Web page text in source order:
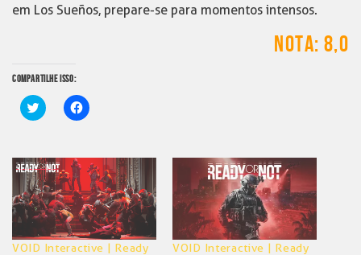
em Los Sueños, prepare-se para momentos intensos.
NOTA: 8,0
COMPARTILHE ISSO:
Clique
para
em
nova
janela)
Clique
para
em
nova
janela)
VOID Interactive | Ready
VOID Interactive | Ready